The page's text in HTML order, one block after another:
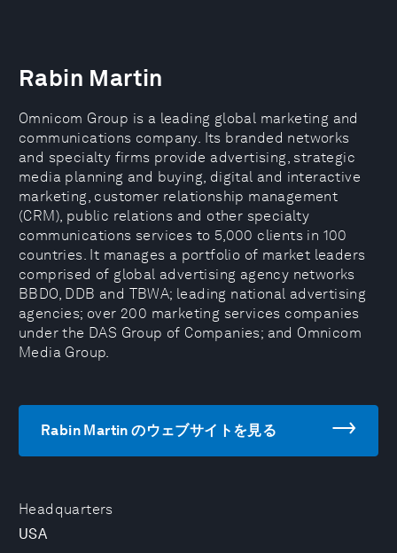
Headquarters
USA
Rabin Martin
Omnicom Group is a leading global marketing and
communications company. Its branded networks
and specialty firms provide advertising, strategic
media planning and buying, digital and interactive
marketing, customer relationship management
(CRM), public relations and other specialty
communications services to 5,000 clients in 100
countries. It manages a portfolio of market leaders
comprised of global advertising agency networks
BBDO, DDB and TBWA; leading national advertising
agencies; over 200 marketing services companies
under the DAS Group of Companies; and Omnicom
Media Group.
Rabin Martin のウェブサイトを見る